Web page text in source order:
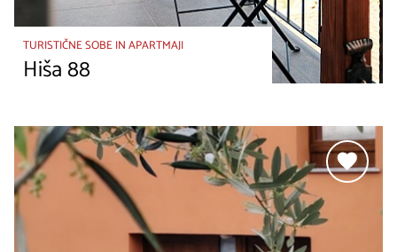
TURISTIČNE SOBE IN APARTMAJI
Hiša 88